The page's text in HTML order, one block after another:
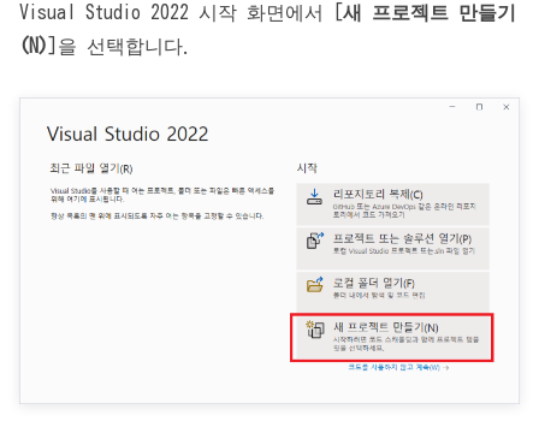
Visual Studio 2022 시작 화면에서 [ 새 프로젝트 만들기
(N)
]을 선택합니다.